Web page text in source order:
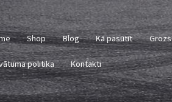
Shop Blog Kā pasūtīt Grozs
politika Kontakti